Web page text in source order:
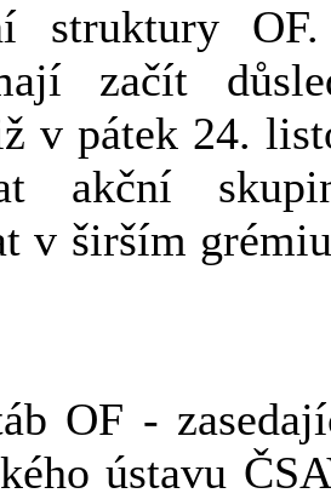
struktury
začít
v pátek 24.
akční
v širším
OF -
ústavu